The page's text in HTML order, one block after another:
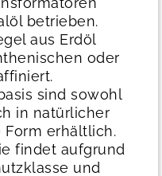
betrieben.
aus Erdöl
oder
sind sowohl
in natürlicher
Form erhältlich.
findet aufgrund
und